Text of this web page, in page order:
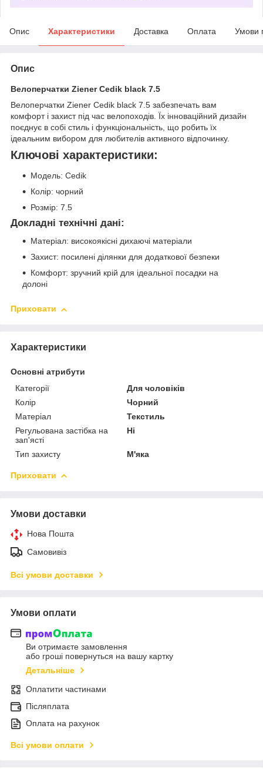
Опис Характеристики Доставка Оплата Умови
Опис
Велоперчатки Ziener Cedik black 7.5
Велоперчатки Ziener Cedik black 7.5 забезпечать вам
комфорт і захист під час велопоходів. Їх інноваційний дизайн
поєднує в собі стиль і функціональність, що робить їх
ідеальним вибором для любителів активного відпочинку.
Ключові характеристики:
Модель: Cedik
Колір: чорний
Розмір: 7.5
Докладні технічні дані:
Матеріал: високоякісні дихаючі матеріали
Захист: посилені ділянки для додаткової безпеки
Комфорт: зручний крій для ідеальної посадки на
долоні
Приховати
Характеристики
Основні атрибути
Категорії
Для чоловіків
Колір
Чорний
Матеріал
Текстиль
Регульована застібка на
зап'ясті
Ні
Тип захисту М'яка
Приховати
Умови доставки
Нова Пошта
Самовивіз
Всі умови доставки
Умови оплати
Ви отримаєте замовлення
або гроші повернуться на вашу картку
Детальніше
Оплатити частинами
Післяплата
Оплата на рахунок
Всі умови оплати